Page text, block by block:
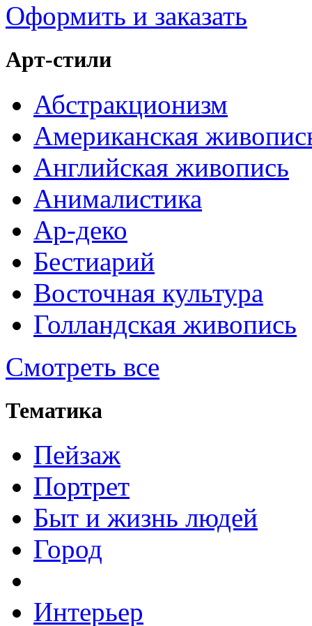
Оформить и заказать
Арт-стили
Абстракционизм
Американская
Английская живопись
Анималистика
Ар-деко
Бестиарий
Восточная культура
Голландская живопись
Смотреть все
Тематика
Пейзаж
Портрет
Быт и жизнь людей
Город
Интерьер